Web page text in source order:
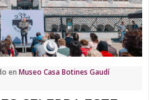
en Museo Casa Botines Gaudí